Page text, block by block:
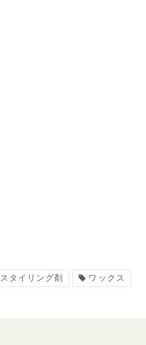
スタイリング剤 ワックス